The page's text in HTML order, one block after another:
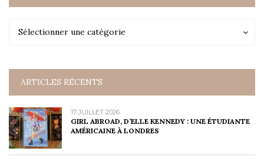
Sélectionner une catégorie
Catégories
ARTICLES RÉCENTS
17 JUILLET 2026
GIRL ABROAD, D’ELLE KENNEDY : UNE ÉTUDIANTE
AMÉRICAINE À LONDRES